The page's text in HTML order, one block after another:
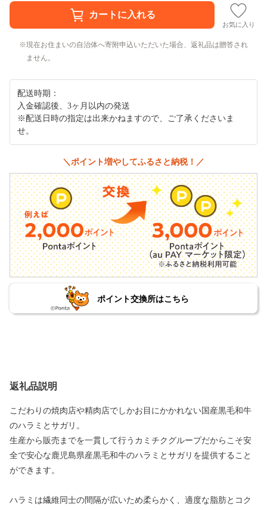
お気に入り
現在お住まいの自治体へ寄附申込いただいた場合、返礼品は贈答され
ません。
配送時期：
入金確認後、3ヶ月以内の発送
※配送日時の指定は出来かねますので、ご了承くださいま
せ。
＼ポイント増やしてふるさと納税！／
ポイント交換所はこちら
返礼品説明
こだわりの焼肉店や精肉店でしかお目にかかれない国産黒毛和牛
のハラミとサガリ。
生産から販売までを一貫して行うカミチクグループだからこそ安
全で安心な鹿児島県産黒毛和牛のハラミとサガリを提供すること
ができます。
ハラミは繊維同士の間隔が広いため柔らかく、適度な脂肪とコク